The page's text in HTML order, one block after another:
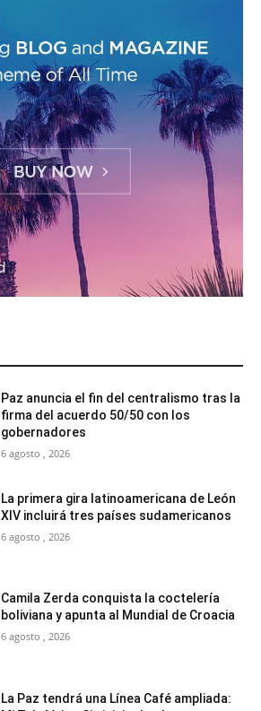
Paz anuncia el fin del centralismo tras la
firma del acuerdo 50/50 con los
gobernadores
6 agosto , 2026
La primera gira latinoamericana de León
XIV incluirá tres países sudamericanos
6 agosto , 2026
Camila Zerda conquista la coctelería
boliviana y apunta al Mundial de Croacia
6 agosto , 2026
La Paz tendrá una Línea Café ampliada: